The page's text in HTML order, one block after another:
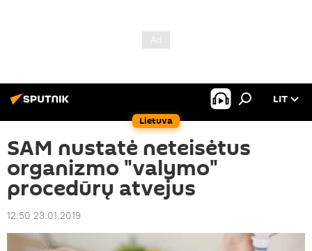
Lietuva
LIT
SAM nustatė neteisėtus
organizmo "valymo"
procedūrų atvejus
12:50 23.01.2019